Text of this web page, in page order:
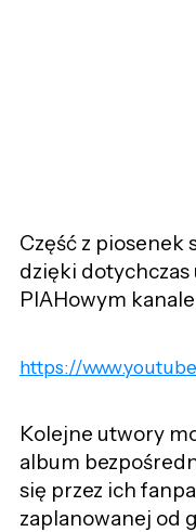
Część z piosenek
dzięki
PIAHowym
https://
Kolejne utwory
album
się przez ich
zaplanowanej od